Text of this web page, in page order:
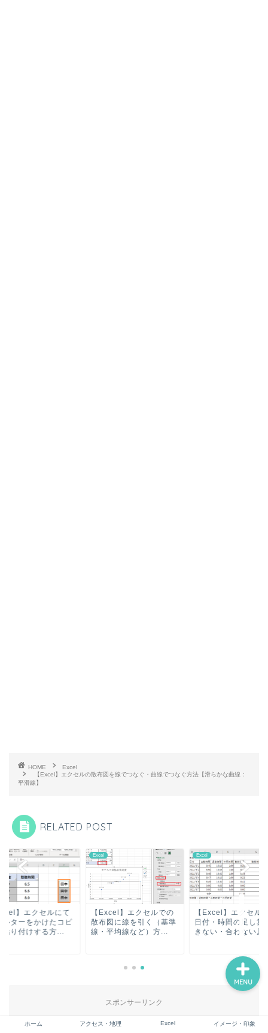
HOME
Excel
【Excel】エクセルの散布図を線でつなぐ・曲線でつなぐ方法【滑らかな曲線：
平滑線】
RELATED POST
】エクセルにて
ルターをかけたコピ
貼り付けする方...
Excel
【Excel】エクセルでの
散布図に線を引く（基準
線・平均線など）方...
Excel
【Excel】エクセル
日付・時間の足し算
きない・合わない原
スポンサーリンク
ホーム アクセス・地理 Excel イメージ・印象
MENU
アクセス・地理
Excel
イメージ・印象